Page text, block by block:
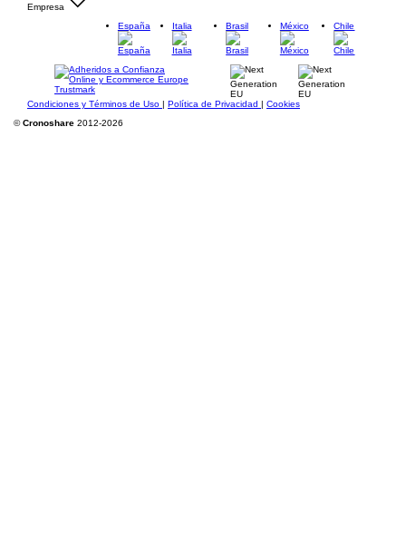
Empresa
España
Italia Brasil México Chile
Condiciones y Términos de Uso | Política de Privacidad | Cookies
©Cronoshare 2012-2026